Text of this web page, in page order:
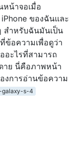
น้าจอเมื่อ
ของฉันและ
สำหรับฉันมันเป็น
ข้อความเพื่อดูว่า
อะไรที่สามารถ
าย นี่คือภาพหน้า
งการอ่านข้อความ
galaxy-s-4